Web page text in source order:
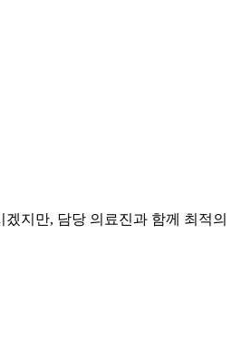
지만, 담당 의료진과 함께 최적의